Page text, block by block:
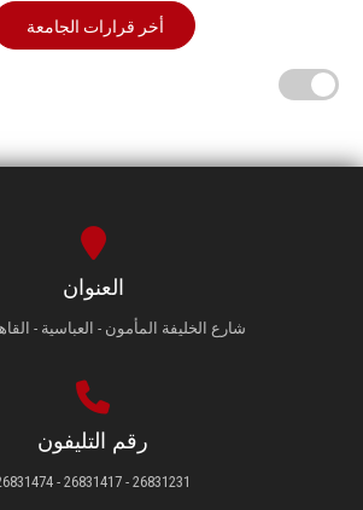
أخر قرارات الجامعة
العنوان
شارع الخليفة المأمون - العباسية -
رقم التليفون
26831231 - 26831417 - 26831474